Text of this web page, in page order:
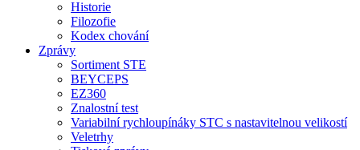
Historie
Filozofie
Kodex chování
Zprávy
Sortiment STE
BEYCEPS
EZ360
Znalostní test
Variabilní rychloupínáky STC s nastavitelnou velikostí
Veletrhy